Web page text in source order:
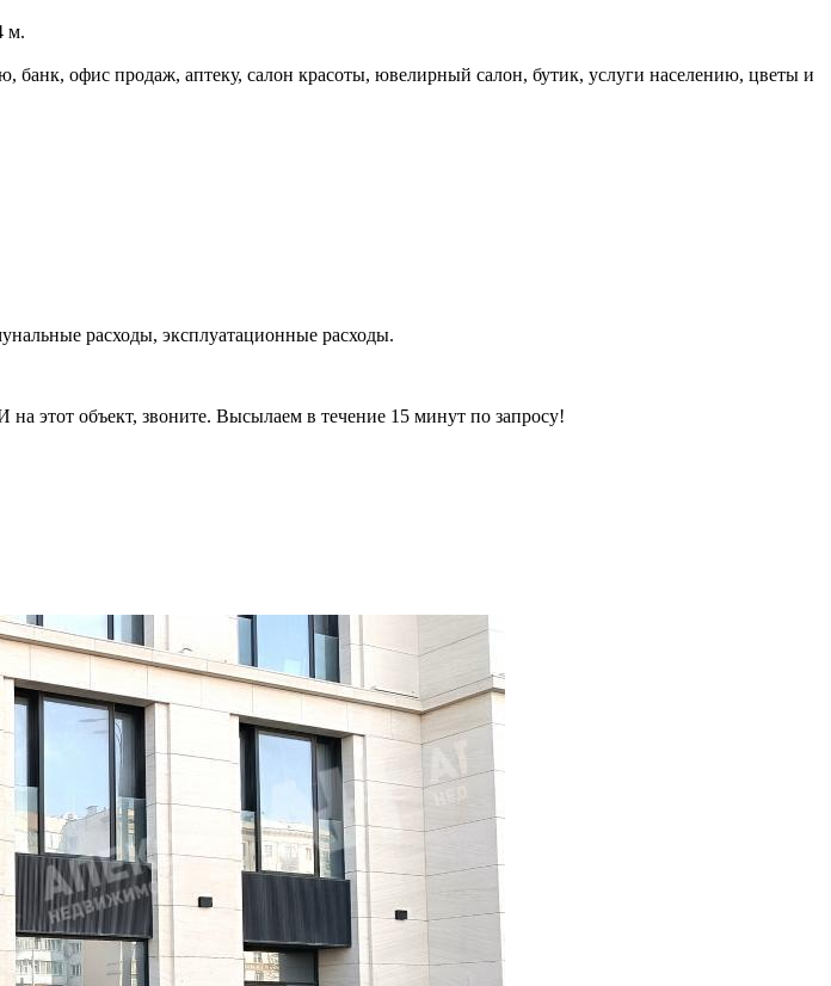
м.
офис продаж, аптеку, салон красоты, ювелирный салон, бутик, услуги населению, цветы и
расходы, эксплуатационные расходы.
звоните. Высылаем в течение 15 минут по запросу!